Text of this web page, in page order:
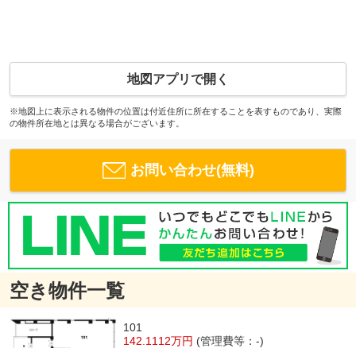
地図アプリで開く
※地図上に表示される物件の位置は付近住所に所在することを表すものであり、実際
の物件所在地とは異なる場合がございます。
お問い合わせ(無料)
空き物件一覧
101
142.1112万円 (管理費等：-)